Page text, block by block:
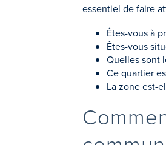
essentiel de faire
Êtes-vous à
Êtes-vous
Quelles sont
Ce quartier
La zone est-